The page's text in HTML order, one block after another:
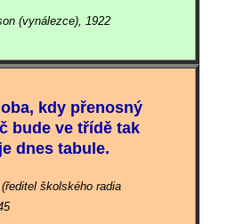
(vynálezce), 1922
kdy přenosný
bude ve třídě tak
dnes tabule.
školského radia